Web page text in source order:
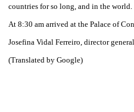
countries for so long, and in the world.
At 8:30 am arrived at the Palace of
Josefina Vidal Ferreiro, director
(Translated by Google)